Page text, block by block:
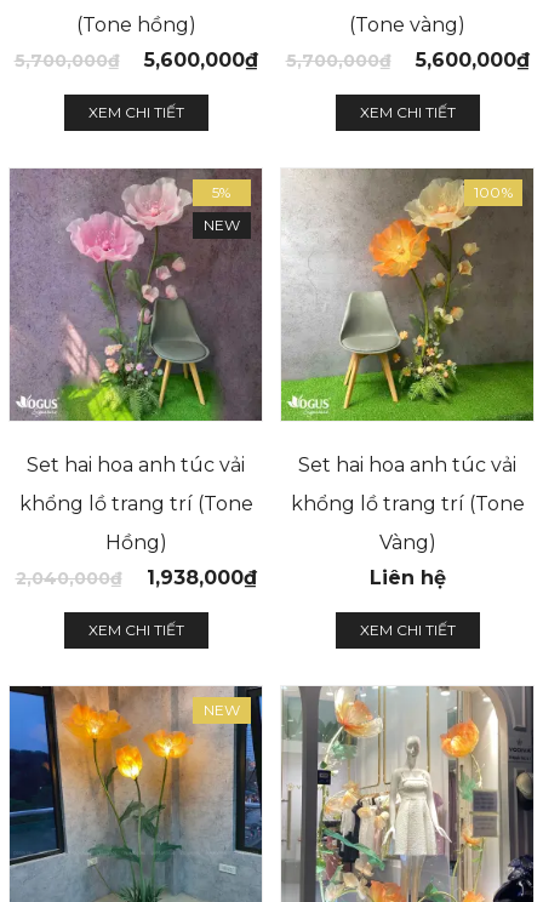
(Tone hồng)
5,700,000₫ 5,600,000₫
XEM CHI TIẾT
(Tone vàng)
5,700,000₫ 5,600,000₫
XEM CHI TIẾT
5%
NEW
Set hai hoa anh túc vải
khổng lồ trang trí (Tone
Hồng)
2,040,000₫ 1,938,000₫
XEM CHI TIẾT
100%
Set hai hoa anh túc vải
khổng lồ trang trí (Tone
Vàng)
Liên hệ
XEM CHI TIẾT
NEW